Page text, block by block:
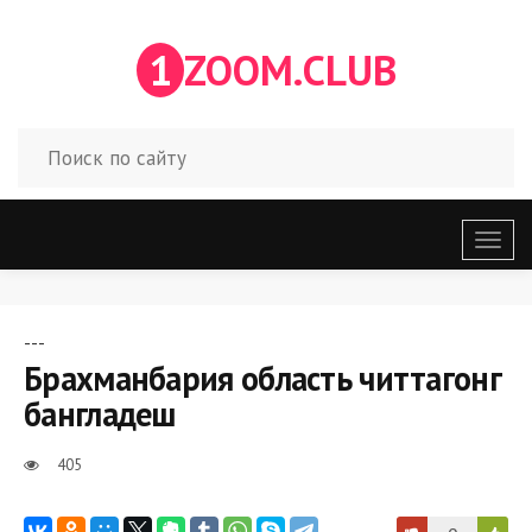
1 ZOOM.CLUB
меню
---
Брахманбария область читтагонг
бангладеш
405